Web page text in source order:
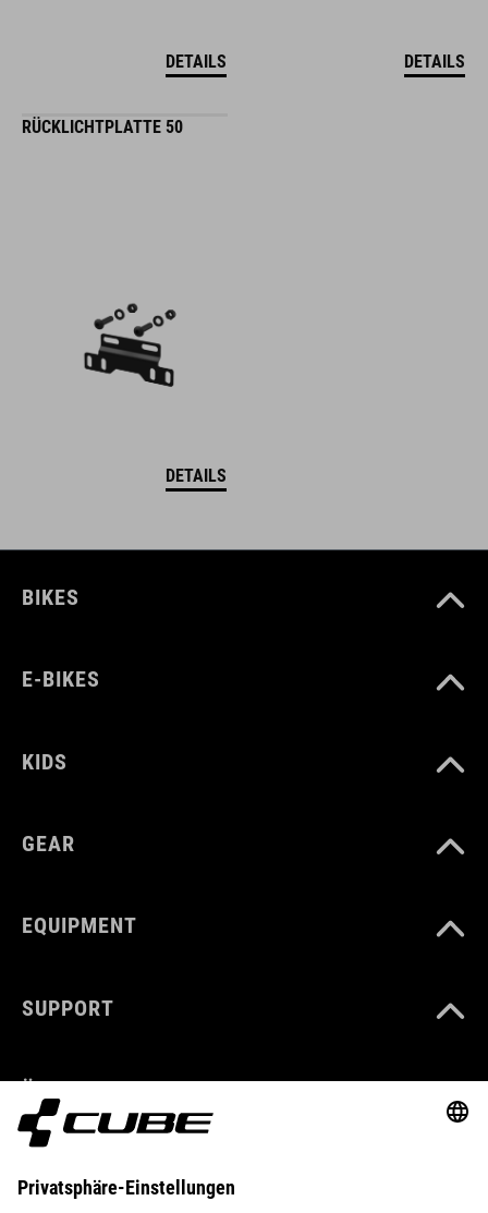
DETAILS DETAILS
RÜCKLICHTPLATTE 50
DETAILS
BIKES
E-BIKES
KIDS
GEAR
EQUIPMENT
SUPPORT
ÜBER UNS